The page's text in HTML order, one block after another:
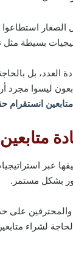
الصغار
بسيطة
العدد، بل
ليسوا
انستقرام
عبر
بشكل مستمر.
والمحترفين
لشراء